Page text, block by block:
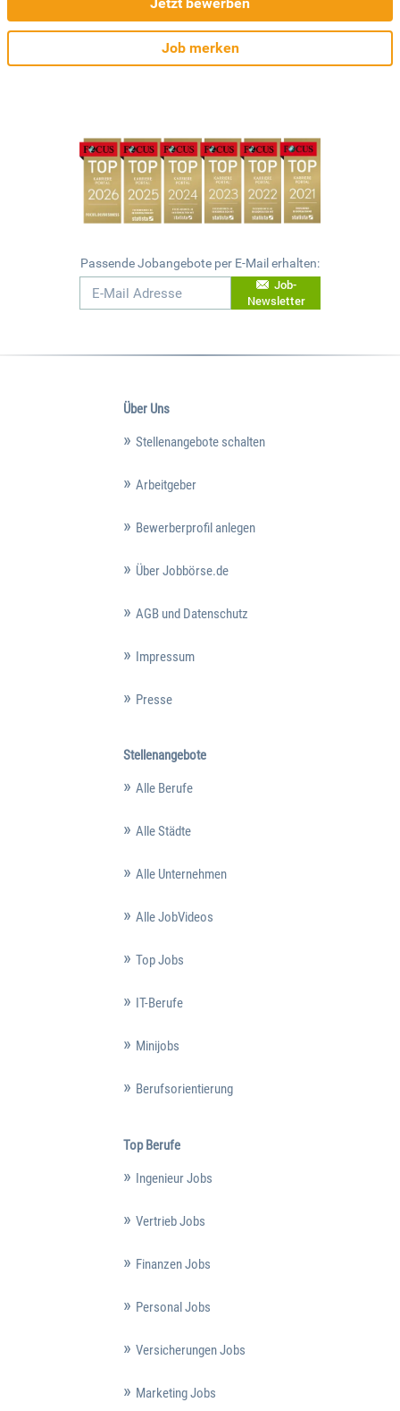
Jetzt bewerben
Job merken
Passende Jobangebote per E-Mail erhalten:
Job-
Newsletter
Über Uns
Stellenangebote schalten
Arbeitgeber
Bewerberprofil anlegen
Über Jobbörse.de
AGB und Datenschutz
Impressum
Presse
Stellenangebote
Alle Berufe
Alle Städte
Alle Unternehmen
Alle JobVideos
Top Jobs
IT-Berufe
Minijobs
Berufsorientierung
Top Berufe
Ingenieur Jobs
Vertrieb Jobs
Finanzen Jobs
Personal Jobs
Versicherungen Jobs
Marketing Jobs